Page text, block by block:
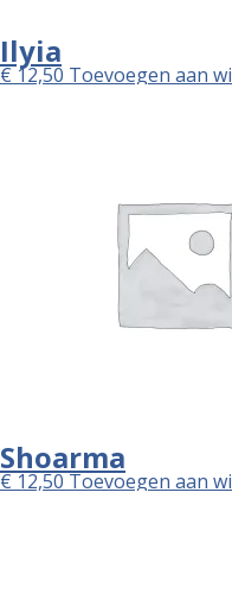
Ilyia
€12,50 Toevoegen aan
Shoarma
€12,50Toevoegen aan